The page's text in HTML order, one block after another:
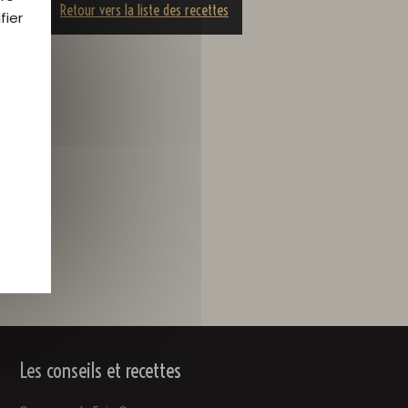
Retour vers la liste des recettes
Les conseils et recettes